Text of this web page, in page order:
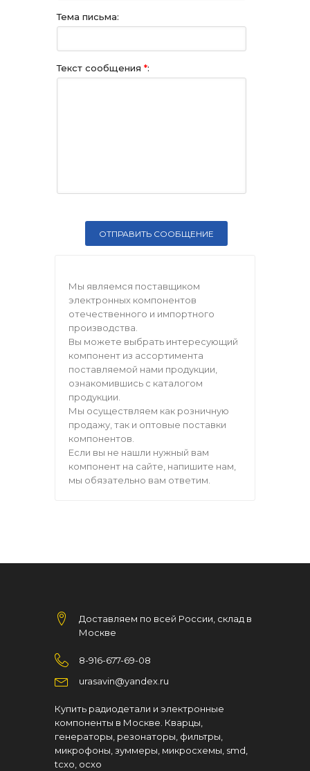
Тема письма:
Текст сообщения *:
Мы являемся поставщиком
электронных компонентов
отечественного и импортного
производства.
Вы можете выбрать интересующий
компонент из ассортимента
поставляемой нами продукции,
ознакомившись с каталогом
продукции.
Мы осуществляем как розничную
продажу, так и оптовые поставки
компонентов.
Если вы не нашли нужный вам
компонент на сайте, напишите нам,
мы обязательно вам ответим.
Доставляем по всей России, склад в
Москве
8-916-677-69-08
urasavin@yandex.ru
Купить радиодетали и электронные
компоненты в Москве. Кварцы,
генераторы, резонаторы, фильтры,
микрофоны, зуммеры, микросхемы, smd,
tcxo, ocxo